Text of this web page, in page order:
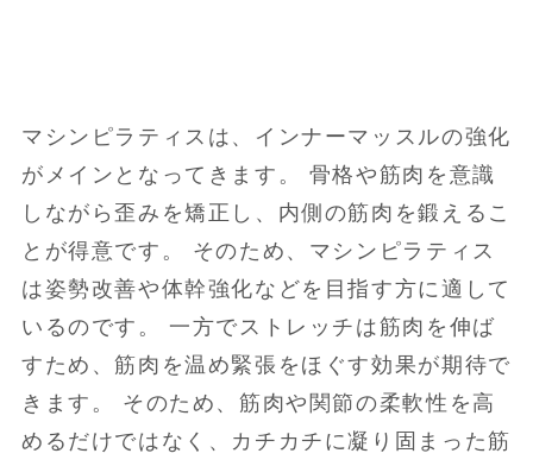
マシンピラティスは、インナーマッスルの強化
がメインとなってきます。 骨格や筋肉を意識
しながら歪みを矯正し、内側の筋肉を鍛えるこ
とが得意です。 そのため、マシンピラティス
は姿勢改善や体幹強化などを目指す方に適して
いるのです。 一方でストレッチは筋肉を伸ば
すため、筋肉を温め緊張をほぐす効果が期待で
きます。 そのため、筋肉や関節の柔軟性を高
めるだけではなく、カチカチに凝り固まった筋